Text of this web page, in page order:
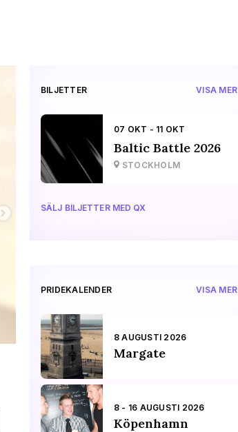
BILJETTER VISA MER
07 OKT - 11 OKT
Baltic Battle 2026
STOCKHOLM
SÄLJ BILJETTER MED QX
PRIDEKALENDER VISA MER
8 AUGUSTI 2026
Margate
8 - 16 AUGUSTI 2026
Köpenhamn